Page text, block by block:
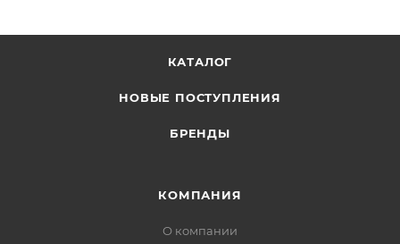
КАТАЛОГ
НОВЫЕ ПОСТУПЛЕНИЯ
БРЕНДЫ
КОМПАНИЯ
О компании